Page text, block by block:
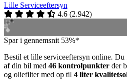
Lille Serviceeftersyn
4.6 (2.942)
Spar i gennemsnit 53%*
Bestil et lille serviceeftersyn online. Du
af din bil med 46 kontrolpunkter der
og oliefilter med op til 4 liter